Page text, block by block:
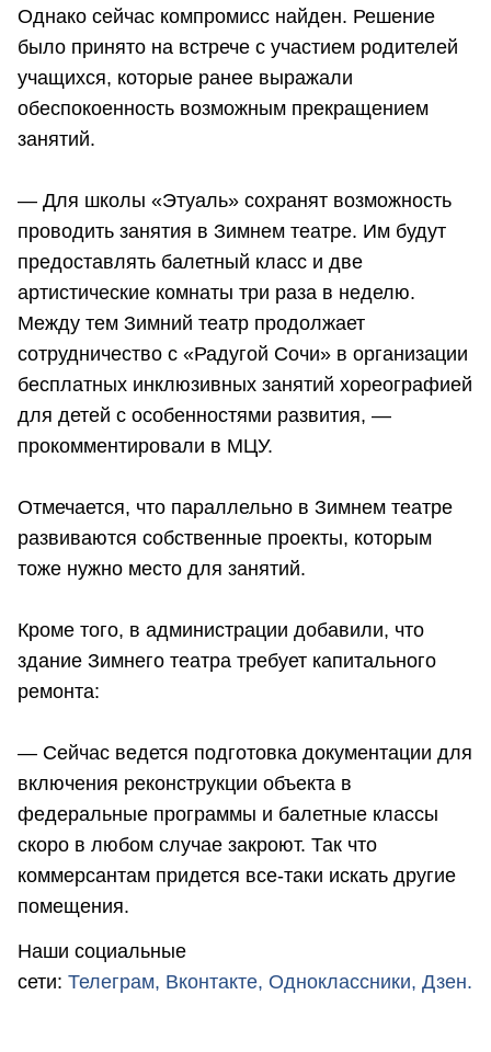
Однако сейчас компромисс найден. Решение
было принято на встрече с участием родителей
учащихся, которые ранее выражали
обеспокоенность возможным прекращением
занятий.
— Для школы «Этуаль» сохранят возможность
проводить занятия в Зимнем театре. Им будут
предоставлять балетный класс и две
артистические комнаты три раза в неделю.
Между тем Зимний театр продолжает
сотрудничество с «Радугой Сочи» в организации
бесплатных инклюзивных занятий хореографией
для детей с особенностями развития, —
прокомментировали в МЦУ.
Отмечается, что параллельно в Зимнем театре
развиваются собственные проекты, которым
тоже нужно место для занятий.
Кроме того, в администрации добавили, что
здание Зимнего театра требует капитального
ремонта:
— Сейчас ведется подготовка документации для
включения реконструкции объекта в
федеральные программы и балетные классы
скоро в любом случае закроют. Так что
коммерсантам придется все-таки искать другие
помещения.
Наши социальные
сети: Телеграм, Вконтакте, Одноклассники, Дзен.